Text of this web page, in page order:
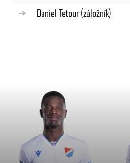
Daniel Tetour (záložník)